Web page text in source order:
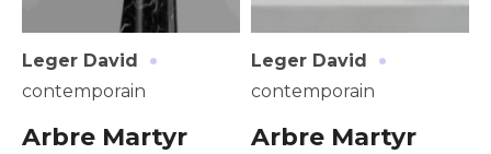
Leger David ·
contemporain
Arbre Martyr
Leger David ·
contemporain
Arbre Martyr